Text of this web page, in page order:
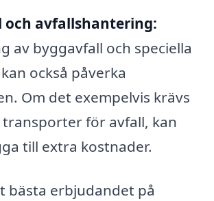
och avfallshantering:
av byggavfall och speciella
också påverka
Om det exempelvis krävs
transporter för avfall, kan
till extra kostnader.
bästa erbjudandet på